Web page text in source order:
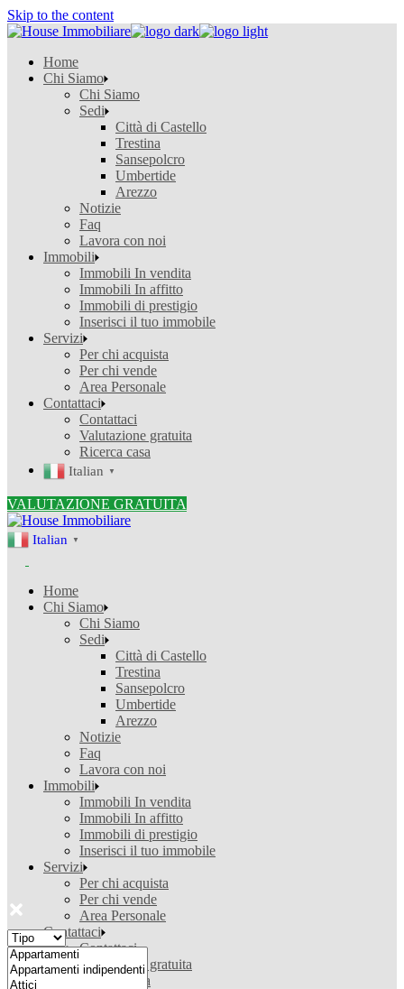
Skip to the content
Home
Chi Siamo
Chi Siamo
Sedi
Città di Castello
Trestina
Sansepolcro
Umbertide
Arezzo
Notizie
Faq
Lavora con noi
Immobili
Immobili In vendita
Immobili In affitto
Immobili di prestigio
Inserisci il tuo immobile
Servizi
Per chi acquista
Per chi vende
Area Personale
Contattaci
Contattaci
Valutazione gratuita
Ricerca casa
Italian ▼
VALUTAZIONE GRATUITA
Italian ▼
Home
Chi Siamo
Chi Siamo
Sedi
Città di Castello
Trestina
Sansepolcro
Umbertide
Arezzo
Notizie
Faq
Lavora con noi
Immobili
Immobili In vendita
Immobili In affitto
Immobili di prestigio
Inserisci il tuo immobile
Servizi
Per chi acquista
Per chi vende
Area Personale
Contattaci
Contattaci
Valutazione gratuita
Ricerca casa